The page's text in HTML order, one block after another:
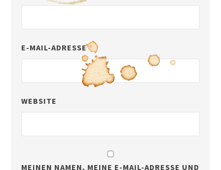
E-MAIL-ADRESSE*
WEBSITE
MEINEN NAMEN, MEINE E-MAIL-ADRESSE UND